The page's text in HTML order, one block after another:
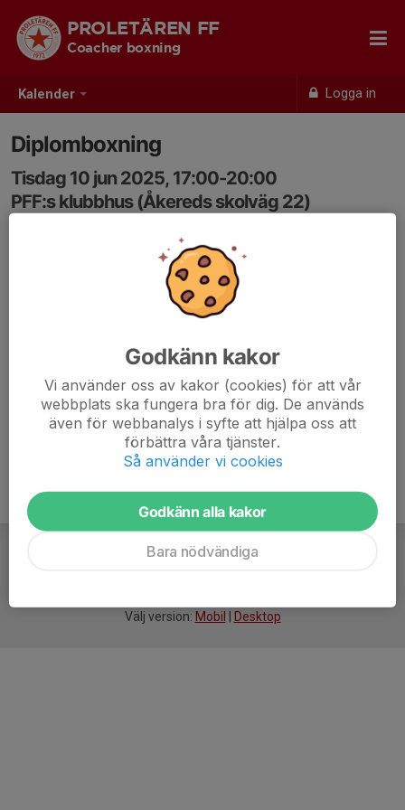
Kalender Logga in
PROLETÄREN FF
Coacher boxning
Diplomboxning
Tisdag 10 jun 2025, 17:00-20:00
PFF:s klubbhus (Åkereds skolväg 22)
Välj version: Mobil Desktop
Godkänn kakor
Vi använder oss av kakor (cookies) för att vår
webbplats ska fungera bra för dig. De används
även för webbanalys i syfte att hjälpa oss att
förbättra våra tjänster.
Så använder vi cookies
Godkänn alla kakor
Bara nödvändiga